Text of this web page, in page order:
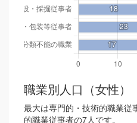
職業別人口（女性）
最大は専門的・技術的職業従
的職業従事者の7人です。